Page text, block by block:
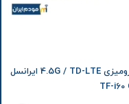
مودم رومیزی 4.5G / TD-LTE ایرانسل